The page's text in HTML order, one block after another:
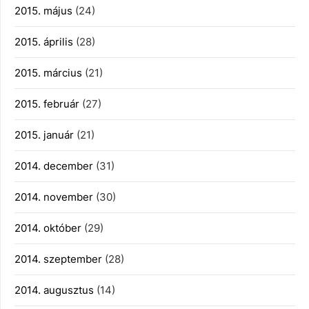
2015. május (24)
2015. április (28)
2015. március (21)
2015. február (27)
2015. január (21)
2014. december (31)
2014. november (30)
2014. október (29)
2014. szeptember (28)
2014. augusztus (14)